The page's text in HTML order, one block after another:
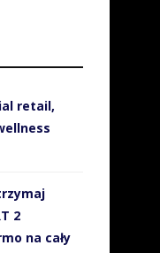
retail,
2
na cały